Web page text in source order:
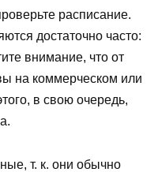
расписание.
достаточно часто:
внимание, что от
на коммерческом или
в свою очередь,
т. к. они обычно